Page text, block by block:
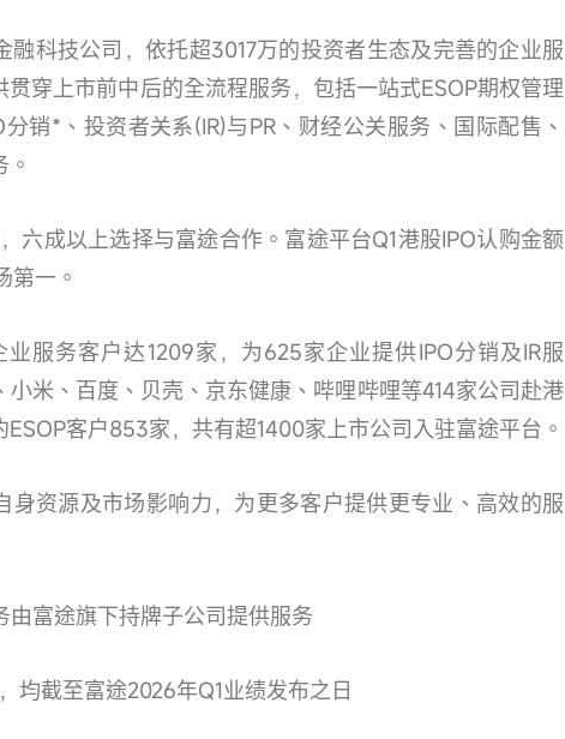
融科技公司，依托超3017万的投资者生态及完善的企业服
穿上市前中后的全流程服务，包括一站式ESOP期权管理
销*、投资者关系(IR)与PR、财经公关服务、国际配售、
六成以上选择与富途合作。富途平台Q1港股IPO认购金额
第一。
服务客户达1209家，为625家企业提供IPO分销及IR服
米、百度、贝壳、京东健康、哔哩哔哩等414家公司赴港
客户853家，共有超1400家上市公司入驻富途平台。
身资源及市场影响力，为更多客户提供更专业、高效的服
由富途旗下持牌子公司提供服务
均截至富途2026年Q1业绩发布之日